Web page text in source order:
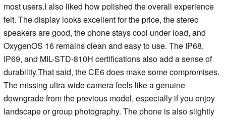
most users.I also liked how polished the overall experience
felt. The display looks excellent for the price, the stereo
speakers are good, the phone stays cool under load, and
OxygenOS 16 remains clean and easy to use. The IP68,
IP69, and MIL-STD-810H certifications also add a sense of
durability.That said, the CE6 does make some compromises.
The missing ultra-wide camera feels like a genuine
downgrade from the previous model, especially if you enjoy
landscape or group photography. The phone is also slightly